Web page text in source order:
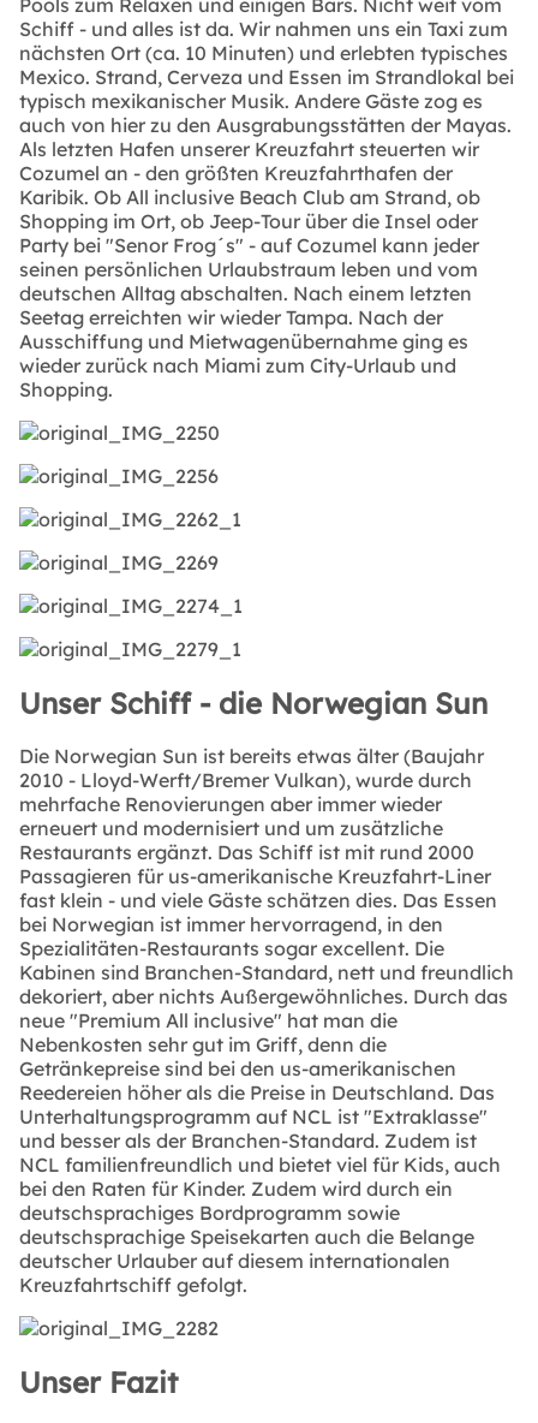
Schiff - und alles ist da. Wir nahmen uns ein Taxi zum
nächsten Ort (ca. 10 Minuten) und erlebten typisches
Mexico. Strand, Cerveza und Essen im Strandlokal bei
typisch mexikanischer Musik. Andere Gäste zog es
auch von hier zu den Ausgrabungsstätten der Mayas.
Als letzten Hafen unserer Kreuzfahrt steuerten wir
Cozumel an - den größten Kreuzfahrthafen der
Karibik. Ob All inclusive Beach Club am Strand, ob
Shopping im Ort, ob Jeep-Tour über die Insel oder
Party bei "Senor Frog´s" - auf Cozumel kann jeder
seinen persönlichen Urlaubstraum leben und vom
deutschen Alltag abschalten. Nach einem letzten
Seetag erreichten wir wieder Tampa. Nach der
Ausschiffung und Mietwagenübernahme ging es
wieder zurück nach Miami zum City-Urlaub und
Shopping.
Unser Schiff - die Norwegian Sun
Die Norwegian Sun ist bereits etwas älter (Baujahr
2010 - Lloyd-Werft/Bremer Vulkan), wurde durch
mehrfache Renovierungen aber immer wieder
erneuert und modernisiert und um zusätzliche
Restaurants ergänzt. Das Schiff ist mit rund 2000
Passagieren für us-amerikanische Kreuzfahrt-Liner
fast klein - und viele Gäste schätzen dies. Das Essen
bei Norwegian ist immer hervorragend, in den
Spezialitäten-Restaurants sogar excellent. Die
Kabinen sind Branchen-Standard, nett und freundlich
dekoriert, aber nichts Außergewöhnliches. Durch das
neue "Premium All inclusive" hat man die
Nebenkosten sehr gut im Griff, denn die
Getränkepreise sind bei den us-amerikanischen
Reedereien höher als die Preise in Deutschland. Das
Unterhaltungsprogramm auf NCL ist "Extraklasse"
und besser als der Branchen-Standard. Zudem ist
NCL familienfreundlich und bietet viel für Kids, auch
bei den Raten für Kinder. Zudem wird durch ein
deutschsprachiges Bordprogramm sowie
deutschsprachige Speisekarten auch die Belange
deutscher Urlauber auf diesem internationalen
Kreuzfahrtschiff gefolgt.
Unser Fazit